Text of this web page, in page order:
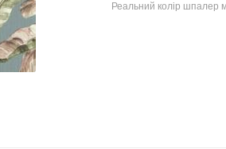
Реальний колір шпалер